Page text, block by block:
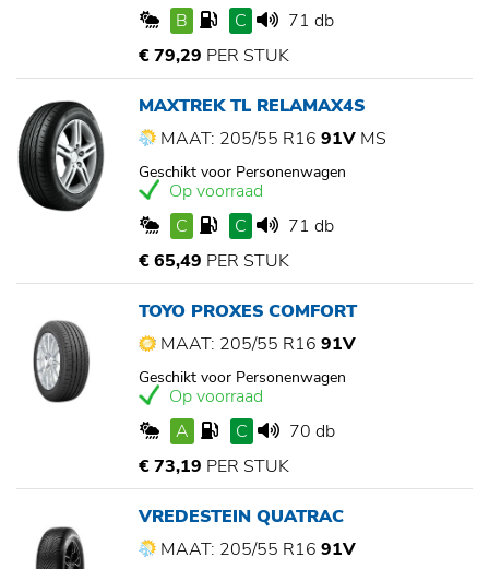
B
C
71 db
€ 79,29 PER STUK
MAXTREK TL RELAMAX4S
MAAT: 205/55 R16 91V MS
Geschikt voor Personenwagen
Op voorraad
C
C
71 db
€ 65,49 PER STUK
TOYO PROXES COMFORT
MAAT: 205/55 R16 91V
Geschikt voor Personenwagen
Op voorraad
A
C
70 db
€ 73,19 PER STUK
VREDESTEIN QUATRAC
MAAT: 205/55 R16 91V